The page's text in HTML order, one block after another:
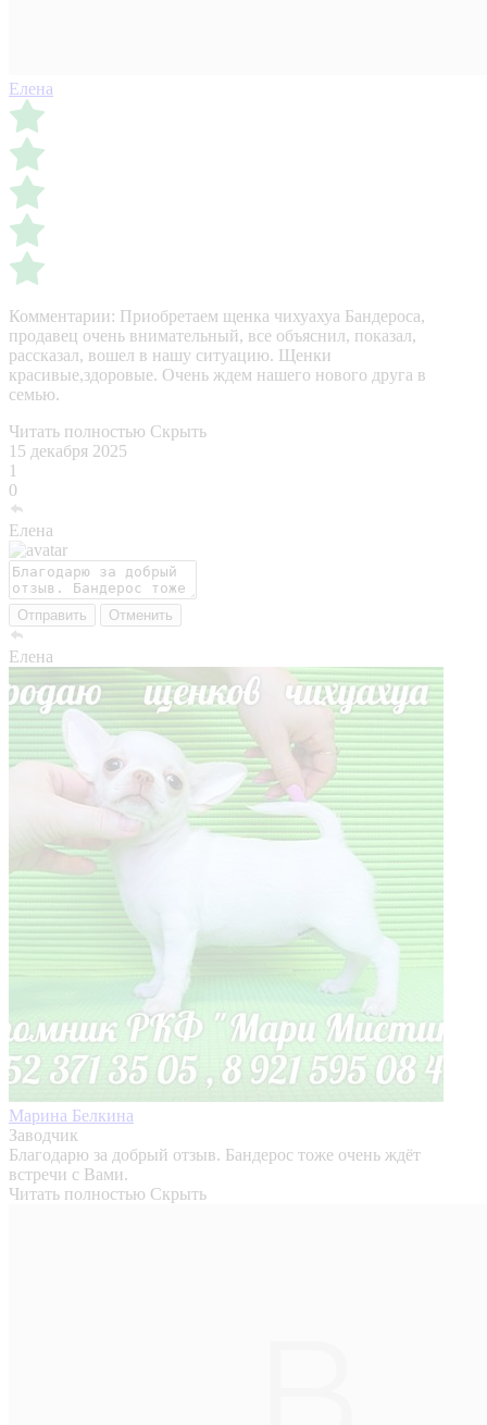
Елена
Комментарии: Приобретаем щенка чихуахуа Бандероса,
продавец очень внимательный, все объяснил, показал,
рассказал, вошел в нашу ситуацию. Щенки
красивые,здоровые. Очень ждем нашего нового друга в
семью.
Читать полностью Скрыть
15 декабря 2025
1
0
Елена
Отправить Отменить
Елена
Марина Белкина
Заводчик
Благодарю за добрый отзыв. Бандерос тоже очень ждёт
встречи с Вами.
Читать полностью Скрыть